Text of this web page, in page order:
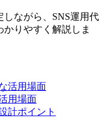
ながら、SNS運用代
りやすく解説しま
活用場面
用場面
計ポイント